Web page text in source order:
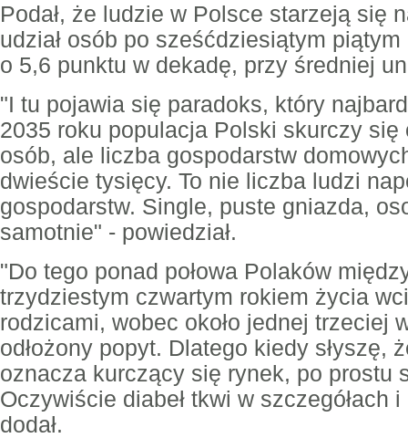
Podał, że ludzie w Polsce starzeją się
udział osób po sześćdziesiątym
o 5,6 punktu w dekadę, przy średniej
"I tu pojawia się paradoks, który
2035 roku populacja Polski skurczy
osób, ale liczba gospodarstw
dwieście tysięcy. To nie liczba ludzi
gospodarstw. Single, puste gniazda,
samotnie" - powiedział.
"Do tego ponad połowa Polaków
trzydziestym czwartym rokiem życia
rodzicami, wobec około jednej trzeciej
odłożony popyt. Dlatego kiedy słyszę,
oznacza kurczący się rynek, po prostu
Oczywiście diabeł tkwi w szczegółach
dodał.